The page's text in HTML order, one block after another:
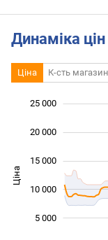
Динаміка
Ціна К-сть
Ціна
5 000
10 000
15 000
20 000
25 000